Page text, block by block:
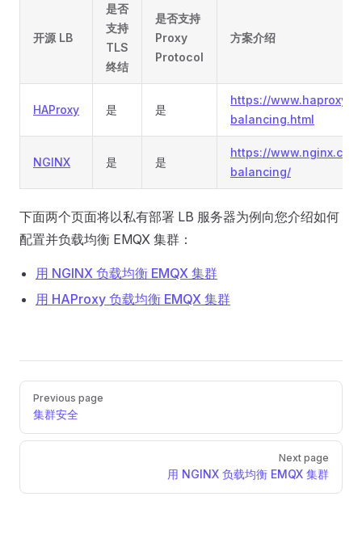
开源 LB
是否
支持
TLS
终结
是否支持
Proxy
Protocol
方案介绍
HAProxy 是 是
https://
balancing.html
NGINX 是 是
https://
balancing/
下面两个页面将以私有部署 LB 服务器为例向您介绍如何
配置并负载均衡 EMQX 集群：
用 NGINX 负载均衡 EMQX 集群
用 HAProxy 负载均衡 EMQX 集群
PagerPrevious page
集群安全
Next page
用 NGINX 负载均衡 EMQX 集群